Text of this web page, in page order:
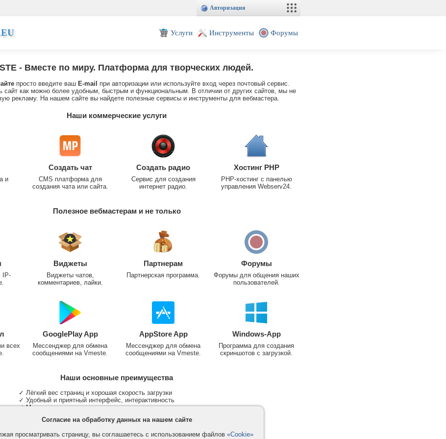
Авторизация
Услуги Инструменты Форумы
- Вместе по миру. Платформа для творческих людей.
просто введите ваш E-mail
при авторизации или используйте вход через почтовый сервис.
сайт как можно более удобным, быстрым и функциональным. В отличии от других сайтов, мы не
рекламу. На нашем сайте вы найдете полезные сервисы и инструменты для вебмастера.
Наши коммерческие услуги
и
Создать чат
CMS платформа для
создания чата или сайта.
Создать радио
Сервис для создания
интернет радио.
Хостинг PHP
PHP-хостинг с панелью
управления Webserv24.
Полезное вебмастерам и не только
IP-
Виджеты
Виджеты чатов,
комментариев, лайки.
Партнерам
Партнерская программа.
Форумы
Форумы для общения наших
пользователей.
всех
GooglePlay App
Мессенджер для обмена
сообщениями на Vmeste.
AppStore App
Мессенджер для обмена
сообщениями на Vmeste.
Windows-App
Программа для создания
скриншотов с загрузкой.
Наши основные преимущества
✓ Лёгкий вес страниц и хорошая скорость загрузки
✓ Удобный и приятный интерфейс, интерактивность
✓ Мы не размещаем надоедливую рекламу
✓ Участие в группах и сообществах
✓ Поддержка основных типов и больших файлов
Согласие на обработку данных на нашем сайте
просматривать страницу, вы соглашаетесь с использованием файлов «Cookie»